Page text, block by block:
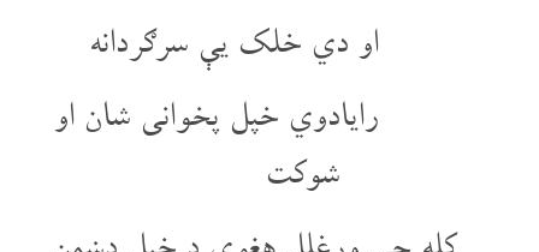
او دي خلک یې سرګردانه
رایادوي خپل پخوانی شان او
شوکت